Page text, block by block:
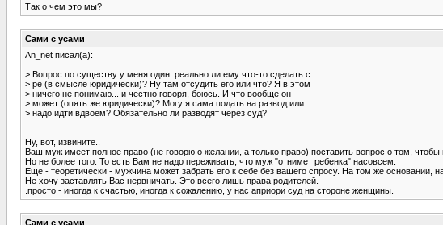
Так о чем это мы?
Сами с усами
An_net писал(а):
> Вопрос по существу у меня один: реально ли ему что-то сделать с
> ре (в смысле юридически)? Ну там отсудить его или что? Я в этом
> ничего не понимаю... и честно говоря, боюсь. И что вообще он
> может (опять же юридически)? Могу я сама подать на развод или
> надо идти вдвоем? Обязательно ли разводят через суд?
Ну, вот, извините..
Ваш муж имеет полное право (не говорю о желании, а только право) поставить вопрос о том,
Но не более того. То есть Вам не надо переживать, что муж "отнимет ребенка" насовсем.
Еще - теоретически - мужчина может забрать его к себе без вашего спросу. На том же основании,
Не хочу заставлять Вас нервничать. Это всего лишь права родителей.
.просто - иногда к счастью, иногда к сожалению, у нас априори суд на стороне женщины.
Сами с усами